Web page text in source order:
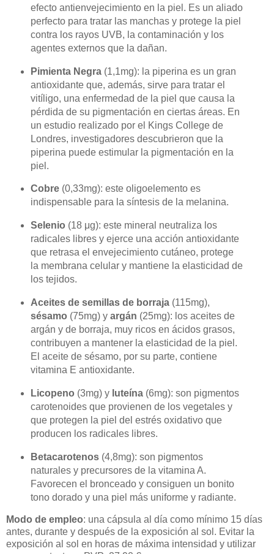
efecto antienvejecimiento en la piel. Es un aliado
perfecto para tratar las manchas y protege la piel
contra los rayos UVB, la contaminación y los
agentes externos que la dañan.
Pimienta Negra(1,1mg): la piperina es un gran
antioxidante que, además, sirve para tratar el
vitíligo, una enfermedad de la piel que causa la
pérdida de su pigmentación en ciertas áreas. En
un estudio realizado por el Kings College de
Londres, investigadores descubrieron que la
piperina puede estimular la pigmentación en la
piel.
Cobre(0,33mg): este oligoelemento es
indispensable para la síntesis de la melanina.
Selenio (18 μg): este mineral neutraliza los
radicales libres y ejerce una acción antioxidante
que retrasa el envejecimiento cutáneo, protege
la membrana celular y mantiene la elasticidad de
los tejidos.
Aceites de semillas de borraja(115mg),
sésamo (75mg) y argán (25mg): los aceites de
argán y de borraja, muy ricos en ácidos grasos,
contribuyen a mantener la elasticidad de la piel.
El aceite de sésamo, por su parte, contiene
vitamina E antioxidante.
Licopeno (3mg) y luteína(6mg): son pigmentos
carotenoides que provienen de los vegetales y
que protegen la piel del estrés oxidativo que
producen los radicales libres.
Betacarotenos(4,8mg): son pigmentos
naturales y precursores de la vitamina A.
Favorecen el bronceado y consiguen un bonito
tono dorado y una piel más uniforme y radiante.
Modo de empleo: una cápsula al día como mínimo 15 días
antes, durante y después de la exposición al sol. Evitar la
exposición al sol en horas de máxima intensidad y utilizar